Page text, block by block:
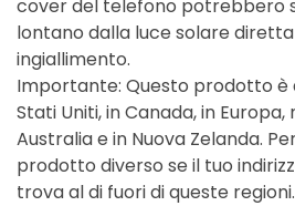
cover del telefono potrebbero
lontano dalla luce solare
ingiallimento.
Importante: Questo prodotto è
Stati Uniti, in Canada, in Europa,
Australia e in Nuova Zelanda.
prodotto diverso se il tuo
trova al di fuori di queste regioni.